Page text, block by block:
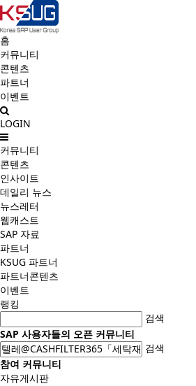
홈
커뮤니티
콘텐츠
파트너
이벤트
LOGIN
커뮤니티
콘텐츠
인사이트
데일리 뉴스
뉴스레터
웹캐스트
SAP 자료
파트너
KSUG 파트너
파트너콘텐츠
이벤트
랭킹
검색
SAP 사용자들의 오픈 커뮤니티
검색
참여 커뮤니티
자유게시판